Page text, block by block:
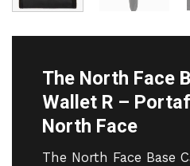
The North Face
Wallet R –
North Face
The North Face Base